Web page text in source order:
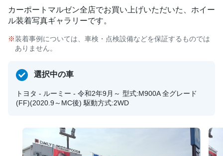
カーポートマルゼン全店でお買い上げいただいた、ホイー
ル装着写真ギャラリーです。
装着事例については、車検・点検設備などを保証するものでは
ありません。
選択中の車
トヨタ - ルーミー - 令和2年9月～ 型式:M900A 全グレード
(FF)(2020.9～MC後) 駆動方式:2WD